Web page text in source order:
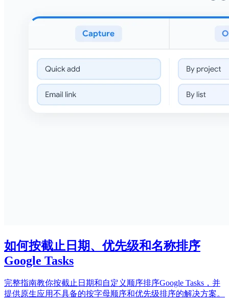
如何按截止日期、优先级和名称排序
Google Tasks
完整指南教你按截止日期和自定义顺序排序Google Tasks，并
提供原生应用不具备的按字母顺序和优先级排序的解决方案。